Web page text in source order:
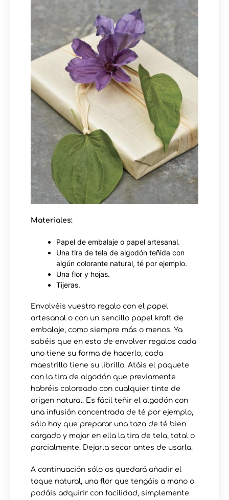
Materiales:
Papel de embalaje o papel artesanal.
Una tira de tela de algodón teñida con
algún colorante natural, té por ejemplo.
Una flor y hojas.
Tijeras.
Envolvéis vuestro regalo con el papel
artesanal o con un sencillo papel kraft de
embalaje, como siempre más o menos. Ya
sabéis que en esto de envolver regalos cada
uno tiene su forma de hacerlo, cada
maestrillo tiene su librillo. Atáis el paquete
con la tira de algodón que previamente
habréis coloreado con cualquier tinte de
origen natural. Es fácil teñir el algodón con
una infusión concentrada de té por ejemplo,
sólo hay que preparar una taza de té bien
cargado y mojar en ella la tira de tela, total o
parcialmente. Dejarla secar antes de usarla.
A continuación sólo os quedará añadir el
toque natural, una flor que tengáis a mano o
podáis adquirir con facilidad, simplemente